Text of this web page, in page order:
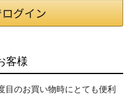
客様
目のお買い物時にとても便利